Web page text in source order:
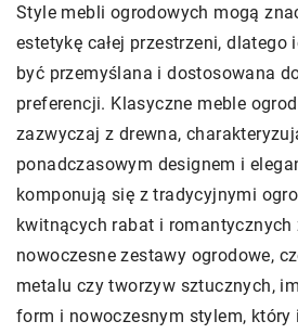
Style mebli ogrodowych mogą
estetykę całej przestrzeni, dlatego
być przemyślana i dostosowana
preferencji. Klasyczne meble
zazwyczaj z drewna,
ponadczasowym designem i
komponują się z tradycyjnymi
kwitnących rabat i romantycznych
nowoczesne zestawy ogrodowe,
metalu czy tworzyw sztucznych,
form i nowoczesnym stylem, który